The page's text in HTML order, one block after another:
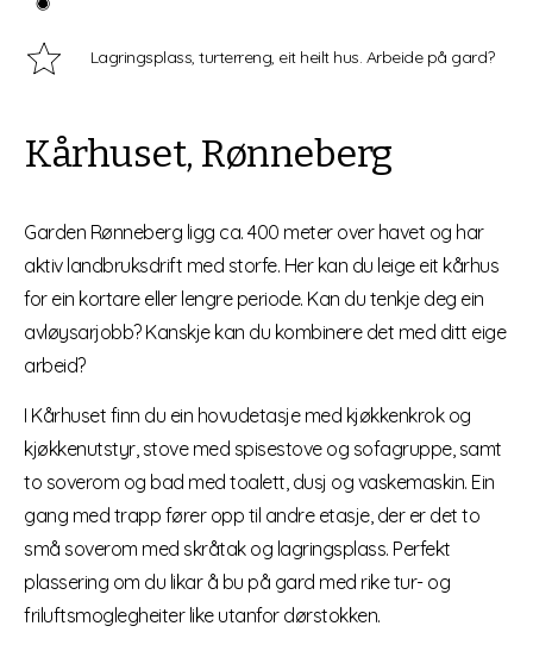
Lagringsplass, turterreng, eit heilt hus. Arbeide på gard?
Kårhuset, Rønneberg
Garden Rønneberg ligg ca. 400 meter over havet og har
aktiv landbruksdrift med storfe. Her kan du leige eit kårhus
for ein kortare eller lengre periode. Kan du tenkje deg ein
avløysarjobb? Kanskje kan du kombinere det med ditt eige
arbeid?
I Kårhuset finn du ein hovudetasje med kjøkkenkrok og
kjøkkenutstyr, stove med spisestove og sofagruppe, samt
to soverom og bad med toalett, dusj og vaskemaskin. Ein
gang med trapp fører opp til andre etasje, der er det to
små soverom med skråtak og lagringsplass. Perfekt
plassering om du likar å bu på gard med rike tur- og
friluftsmoglegheiter like utanfor dørstokken.